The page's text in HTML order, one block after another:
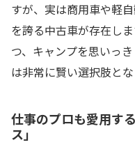
すが、実は商用車や軽
を誇る中古車が存在し
つ、キャンプを思いっ
は非常に賢い選択肢とな
仕事のプロも愛用す
ス」